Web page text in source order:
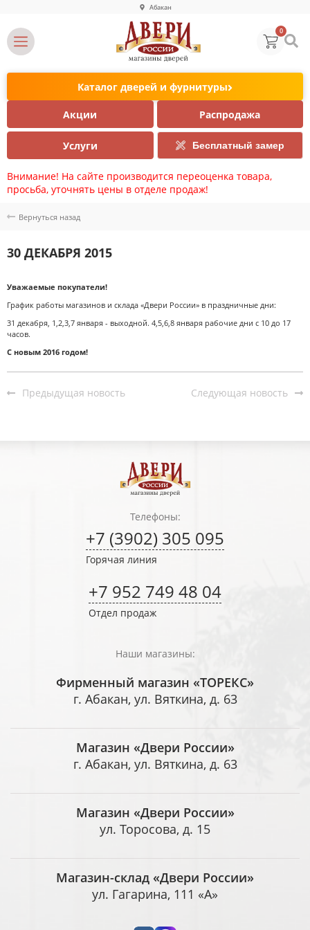
Абакан
0
Каталог дверей и фурнитуры
Акции Распродажа
Услуги Бесплатный замер
Внимание! На сайте производится переоценка товара,
просьба, уточнять цены в отделе продаж!
Вернуться назад
30 ДЕКАБРЯ 2015
Уважаемые покупатели!
График работы магазинов и склада «Двери России» в праздничные дни:
31 декабря, 1,2,3,7 января - выходной. 4,5,6,8 января рабочие дни с 10 до 17
часов.
С новым 2016 годом!
Предыдущая новость Следующая новость
Телефоны:
+7 (3902) 305 095
Горячая линия
+7 952 749 48 04
Отдел продаж
Наши магазины:
Фирменный магазин «ТОРЕКС»
г. Абакан, ул. Вяткина, д. 63
Магазин «Двери России»
г. Абакан, ул. Вяткина, д. 63
Магазин «Двери России»
ул. Торосова, д. 15
Магазин-склад «Двери России»
ул. Гагарина, 111 «А»